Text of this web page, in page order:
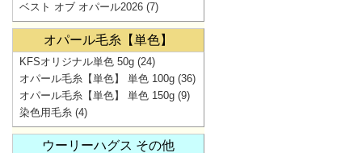
ベスト オブ オパール2026 (7)
オパール毛糸【単色】
KFSオリジナル単色 50g (24)
オパール毛糸【単色】 単色 100g (36)
オパール毛糸【単色】 単色 150g (9)
染色用毛糸 (4)
ウーリーハグス その他